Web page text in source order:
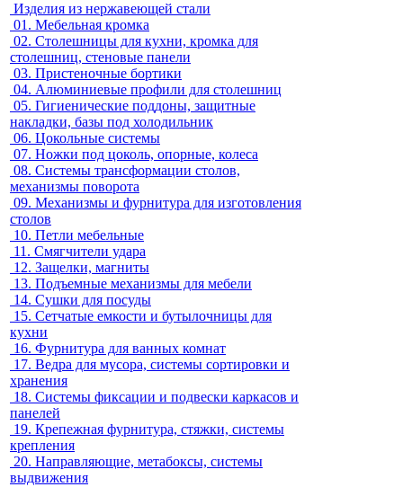
Изделия из нержавеющей стали
01. Мебельная кромка
02. Столешницы для кухни, кромка для
столешниц, стеновые панели
03. Пристеночные бортики
04. Алюминиевые профили для столешниц
05. Гигиенические поддоны, защитные
накладки, базы под холодильник
06. Цокольные системы
07. Ножки под цоколь, опорные, колеса
08. Системы трансформации столов,
механизмы поворота
09. Механизмы и фурнитура для изготовления
столов
10. Петли мебельные
11. Смягчители удара
12. Защелки, магниты
13. Подъемные механизмы для мебели
14. Сушки для посуды
15. Сетчатые емкости и бутылочницы для
кухни
16. Фурнитура для ванных комнат
17. Ведра для мусора, системы сортировки и
хранения
18. Системы фиксации и подвески каркасов и
панелей
19. Крепежная фурнитура, стяжки, системы
крепления
20. Направляющие, метабоксы, системы
выдвижения